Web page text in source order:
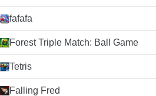
fafafa
Forest Triple Match: Ball Game
Tetris
Falling Fred